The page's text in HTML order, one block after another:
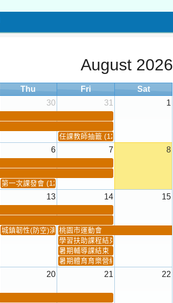
August 2026
Thu Fri
Sat
30 31 1
任課教師抽籤 (12:30~)...
6 7 8
第一次課發會 (12:30~)
13 14 15
城鎮韌性(防空)演習桃園市運動會
學習扶助課程結束
暑期輔導課結束
暑期體育育樂營結束
20 21 22